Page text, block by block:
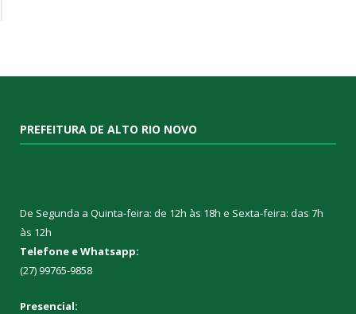
PREFEITURA DE ALTO RIO NOVO
De Segunda a Quinta-feira: de 12h às 18h e Sexta-feira: das 7h
às 12h
Telefone e Whatsapp:
(27) 99765-9858
Presencial: